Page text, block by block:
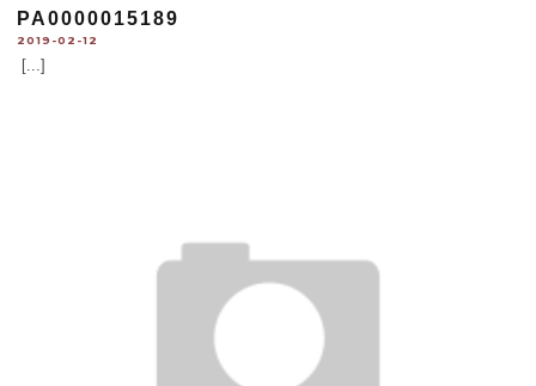
PA0000015189
2019-02-12
[...]